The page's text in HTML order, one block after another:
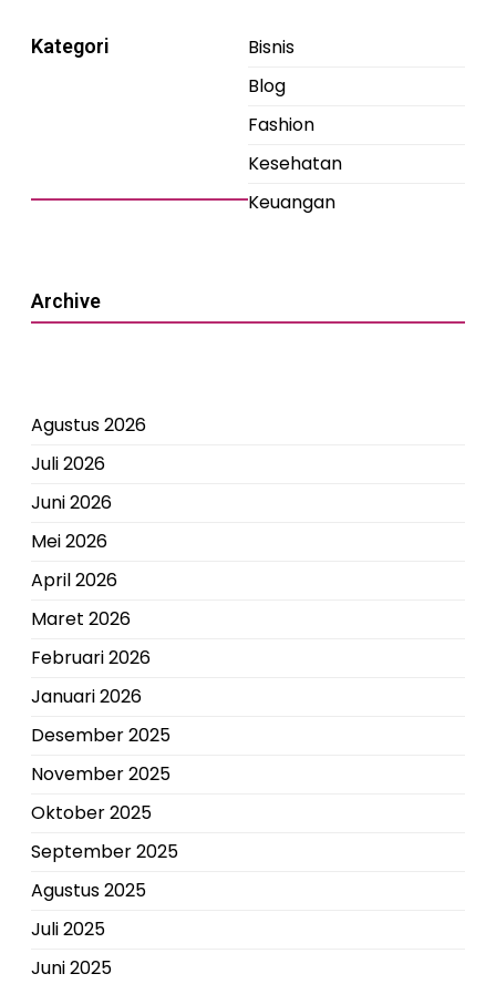
Kategori
Bisnis
Blog
Fashion
Kesehatan
Keuangan
Archive
Agustus 2026
Juli 2026
Juni 2026
Mei 2026
April 2026
Maret 2026
Februari 2026
Januari 2026
Desember 2025
November 2025
Oktober 2025
September 2025
Agustus 2025
Juli 2025
Juni 2025